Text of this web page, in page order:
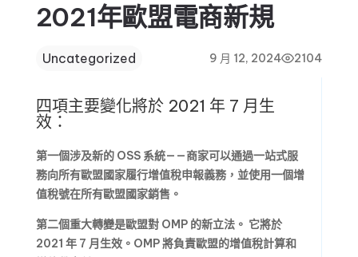
2021年歐盟電商新規
Uncategorized 9 月 12, 2024 2104
四項主要變化將於 2021 年 7 月生
效：
第一個涉及新的 OSS 系統——商家可以通過一站式服
務向所有歐盟國家履行增值稅申報義務，並使用一個增
值稅號在所有歐盟國家銷售。
第二個重大轉變是歐盟對 OMP 的新立法。 它將於
2021 年 7 月生效。OMP 將負責歐盟的增值稅計算和